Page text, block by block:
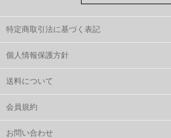
特定商取引法に基づく表記
個人情報保護方針
送料について
会員規約
お問い合わせ